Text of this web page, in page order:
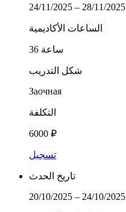
24/11/2025 – 28/11/2025
الساعات الأكاديمية
36 ساعة
شكل التدريب
Заочная
التكلفة
6000 ₽
تسجيل
تاريخ الحدث
20/10/2025 – 24/10/2025